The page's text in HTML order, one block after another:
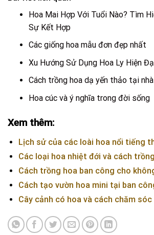
Hoa Mai Hợp Với Tuổi Nào? Tìm
Sự Kết Hợp
Các giống hoa mẫu đơn đẹp nhất
Xu Hướng Sử Dụng Hoa Ly Hiện
Cách trồng hoa dạ yến thảo tại nhà
Hoa cúc và ý nghĩa trong đời sống
Xem thêm:
Lịch sử của các loài hoa nổi tiếng
Các loại hoa nhiệt đới và cách
Cách trồng hoa ban công cho
Cách tạo vườn hoa mini tại ban
Cây cảnh có hoa và cách chăm sóc